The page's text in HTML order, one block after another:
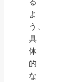
よ
う、
具
体
的
な